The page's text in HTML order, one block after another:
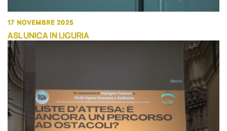
17 NOVEMBRE 2025
ASL UNICA IN LIGURIA